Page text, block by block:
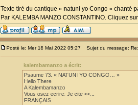
Texte tiré du cantique « natuni yo Congo » chanté
Par KALEMBA MANZO CONSTANTINO. Cliquez
Posté le: Mer 18 Mai 2022 05:27 Sujet du message:
kalembamanzo a écrit:
Psaume 73. « NATUNI YO CONGO… »
Hello There
A Kalembamanzo
Vous osez ecrire: Je cite <<...
FRANÇAIS